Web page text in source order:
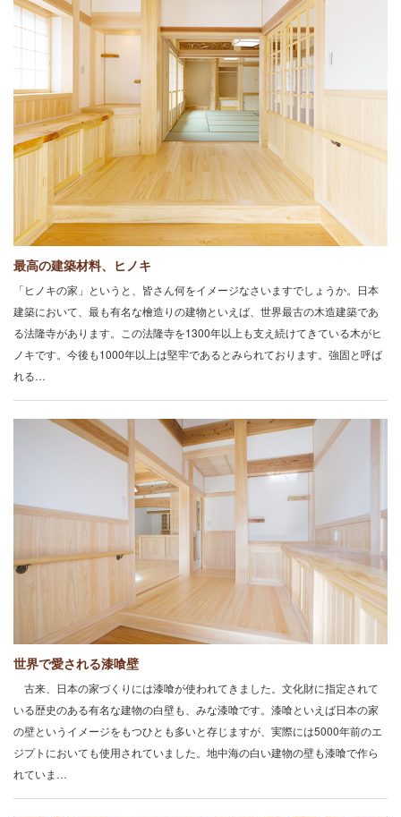
最高の建築材料、ヒノキ
「ヒノキの家」というと、皆さん何をイメージなさいますでしょうか。日本
建築において、最も有名な檜造りの建物といえば、世界最古の木造建築であ
る法隆寺があります。この法隆寺を1300年以上も支え続けてきている木がヒ
ノキです。今後も1000年以上は堅牢であるとみられております。強固と呼ば
れる…
世界で愛される漆喰壁
古来、日本の家づくりには漆喰が使われてきました。文化財に指定されて
いる歴史のある有名な建物の白壁も、みな漆喰です。漆喰といえば日本の家
の壁というイメージをもつひとも多いと存じますが、実際には5000年前のエ
ジプトにおいても使用されていました。地中海の白い建物の壁も漆喰で作ら
れていま…